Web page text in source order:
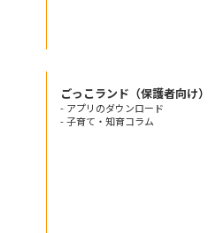
ごっこランド（保護者向け）
- アプリのダウンロード
- 子育て・知育コラム